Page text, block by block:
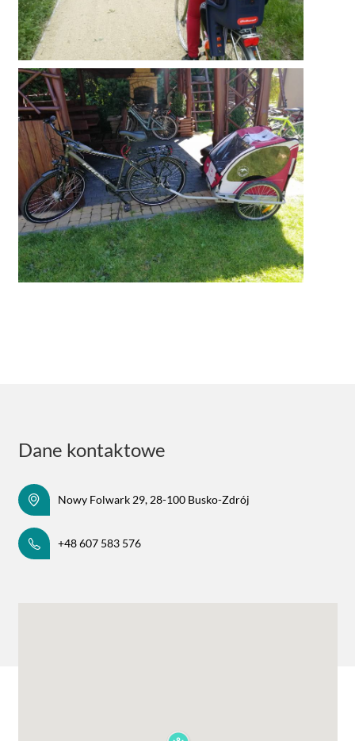
Dane kontaktowe
Nowy Folwark 29, 28-100 Busko-Zdrój
+48 607 583 576